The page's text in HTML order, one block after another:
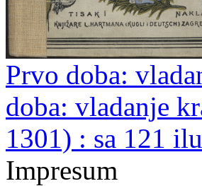
Prvo doba:
doba: vladanje
1301) : sa 121
Impresum